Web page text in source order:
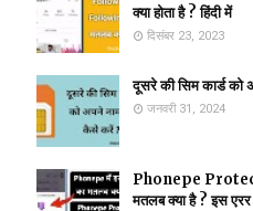
क्या होता है ? हिंदी में
दिसंबर 23, 2023
दूसरे की सिम कार्ड
जनवरी 31, 2024
Phonepe
मतलब क्या है ? इस